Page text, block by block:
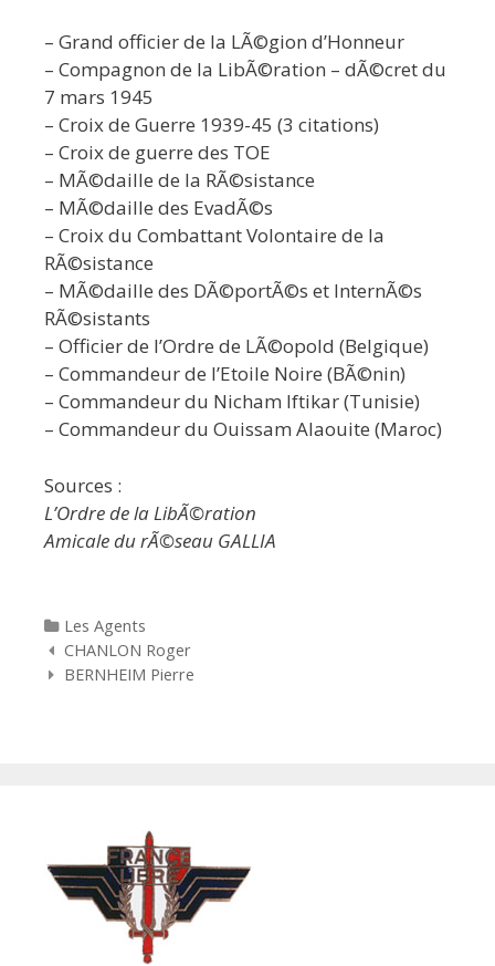
– Grand officier de la LÃ©gion d’Honneur
– Compagnon de la LibÃ©ration – dÃ©cret du
7 mars 1945
– Croix de Guerre 1939-45 (3 citations)
– Croix de guerre des TOE
– MÃ©daille de la RÃ©sistance
– MÃ©daille des EvadÃ©s
– Croix du Combattant Volontaire de la
RÃ©sistance
– MÃ©daille des DÃ©portÃ©s et InternÃ©s
RÃ©sistants
– Officier de l’Ordre de LÃ©opold (Belgique)
– Commandeur de l’Etoile Noire (BÃ©nin)
– Commandeur du Nicham Iftikar (Tunisie)
– Commandeur du Ouissam Alaouite (Maroc)
Sources :
L’Ordre de la LibÃ©ration
Amicale du rÃ©seau GALLIA
Categories
Les Agents
Navigation des articles
CHANLON Roger
BERNHEIM Pierre